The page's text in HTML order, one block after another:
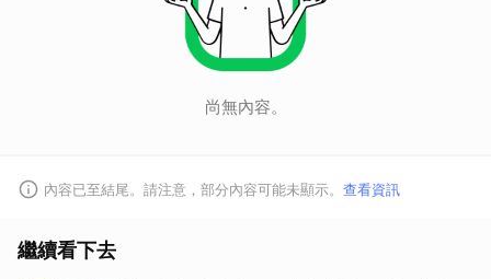
尚無內容。
內容已至結尾。請注意，部分內容可能未顯示。 查看資訊
繼續看下去